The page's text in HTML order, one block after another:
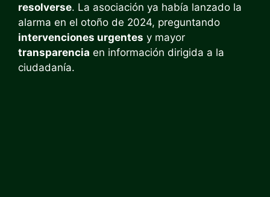
resolverse. La asociación ya había lanzado la
alarma en el otoño de 2024, preguntando
intervenciones urgentes y mayor
transparencia en información dirigida a la
ciudadanía.